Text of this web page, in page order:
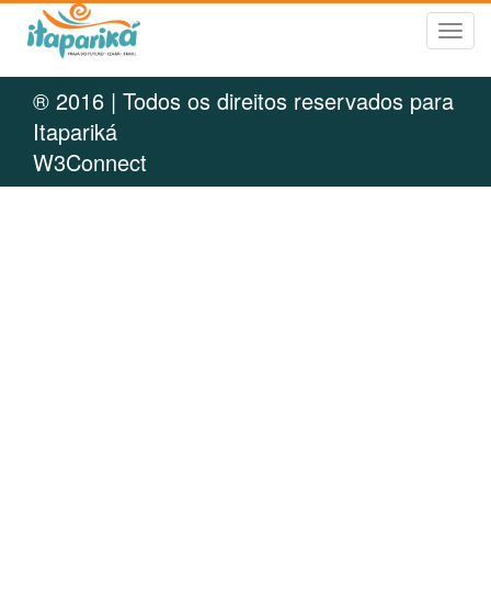
® 2016 | Todos os direitos reservados para
Itapariká
W3Connect